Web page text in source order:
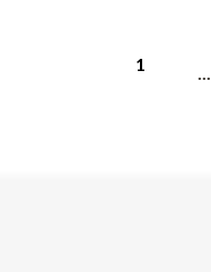
1 ...